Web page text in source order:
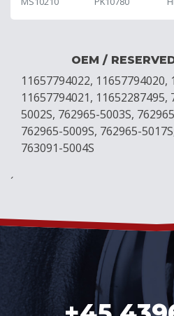
OEM /
11657794022, 11657794020,
11657794021, 11652287495,
5002S, 762965-5003S,
762965-5009S, 762965-
763091-5004S
´